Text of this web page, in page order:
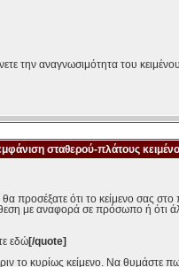
την αναγνωσιμότητα του
σταθερού-πλάτους
προσέξατε ότι το κείμενο σας
με αναφορά σε πρόσωπο ή ότι
εδώ[/quote]
το κυρίως κείμενο. Να θυμάστε